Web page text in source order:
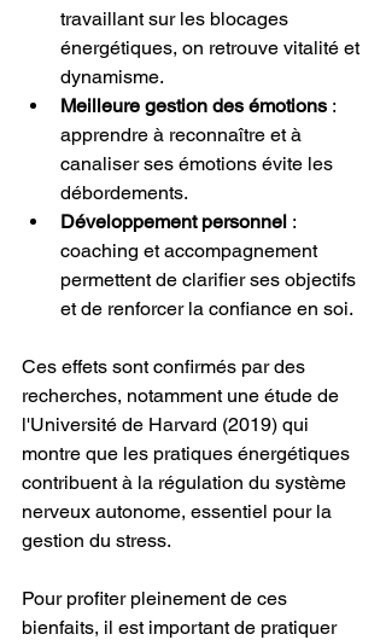
travaillant sur les blocages
énergétiques, on retrouve vitalité et
dynamisme.
Meilleure gestion des émotions :
apprendre à reconnaître et à
canaliser ses émotions évite les
débordements.
Développement personnel :
coaching et accompagnement
permettent de clarifier ses objectifs
et de renforcer la confiance en soi.
Ces effets sont confirmés par des
recherches, notamment une étude de
l'Université de Harvard (2019) qui
montre que les pratiques énergétiques
contribuent à la régulation du système
nerveux autonome, essentiel pour la
gestion du stress.
Pour profiter pleinement de ces
bienfaits, il est important de pratiquer